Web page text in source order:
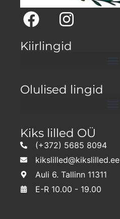
Kiirlingid
Olulised lingid
Kiks lilled OÜ
(+372) 5685 8094
kikslilled@kikslilled.ee
Auli 6. Tallinn 11311
E-R 10.00 - 19.00